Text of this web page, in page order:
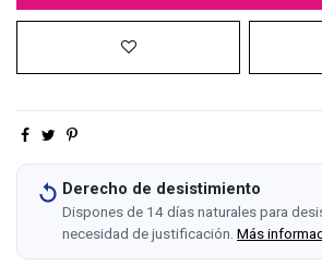
Derecho de desistimiento
Dispones de 14 días naturales para
necesidad de justificación. Más